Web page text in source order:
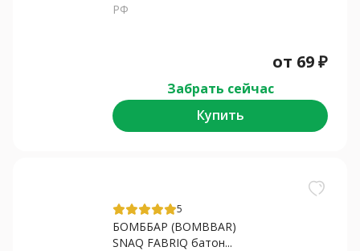
РФ
от 69₽
Забрать сейчас
Купить
5
БОМББАР (BOMBBAR)
SNAQ FABRIQ батон...